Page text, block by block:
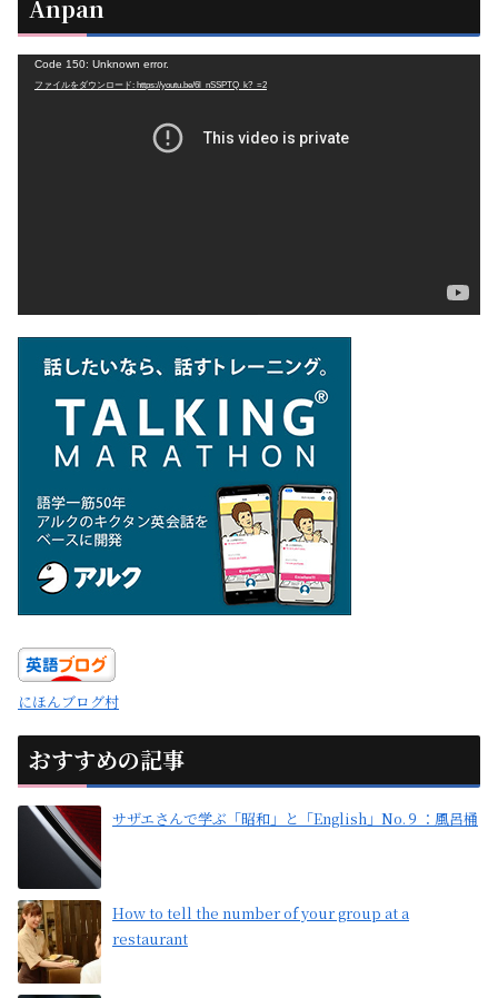
Anpan
Code 150: Unknown error.
ファイルをダウンロード: https://youtu.be/6l_nSSPTQ_k?_=2
にほんブログ村
おすすめの記事
サザエさんで学ぶ「昭和」と「English」No.９：風呂桶
How to tell the number of your group at a
restaurant